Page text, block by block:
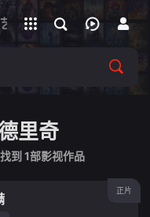
动漫 短剧
立即登录
里奇
到 1部影视作品
正片